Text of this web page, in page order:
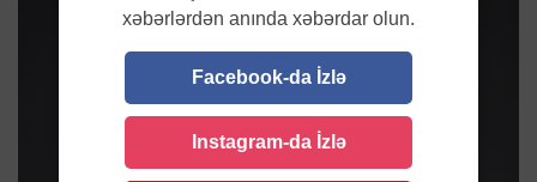
xəbərlərdən anında xəbərdar olun.
Facebook-da İzlə
Instagram-da İzlə